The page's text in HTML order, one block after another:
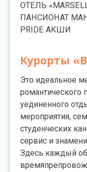
ОТЕЛЬ «MARSELL
ПАНСИОНАТ
PRIDE АКШИ
Курорты
Это идеальное
романтического
уединенного
мероприятия,
студенческих
сервис и
Здесь каждый